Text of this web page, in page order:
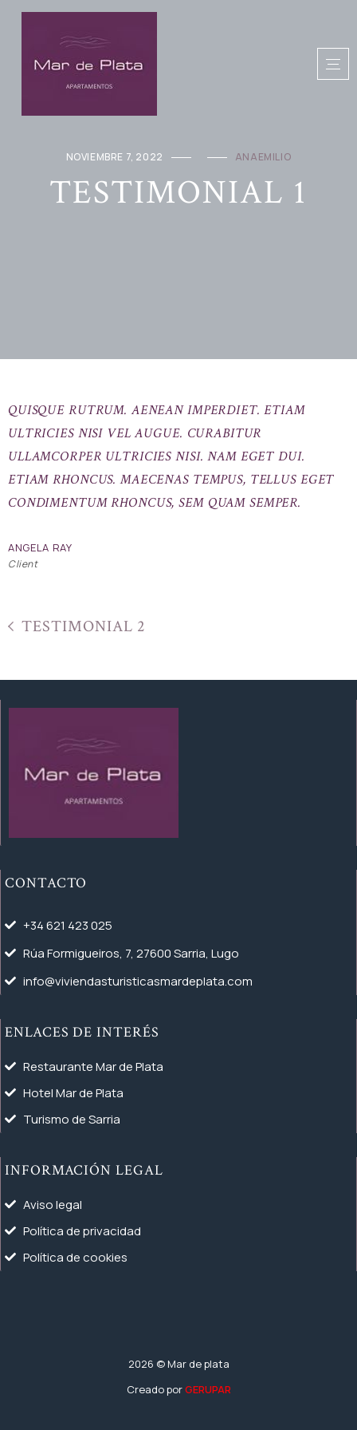
NOVIEMBRE 7, 2022 ANAEMILIO
TESTIMONIAL 1
QUISQUE RUTRUM. AENEAN IMPERDIET. ETIAM
ULTRICIES NISI VEL AUGUE. CURABITUR
ULLAMCORPER ULTRICIES NISI. NAM EGET DUI.
ETIAM RHONCUS. MAECENAS TEMPUS, TELLUS EGET
CONDIMENTUM RHONCUS, SEM QUAM SEMPER.
ANGELA RAY
Client
TESTIMONIAL 2
CONTACTO
+34 621 423 025
Rúa Formigueiros, 7, 27600 Sarria, Lugo
info@viviendasturisticasmardeplata.com
ENLACES DE INTERÉS
Restaurante Mar de Plata
Hotel Mar de Plata
Turismo de Sarria
INFORMACIÓN LEGAL
Aviso legal
Política de privacidad
Política de cookies
2026 © Mar de plata
Creado porGERUPAR